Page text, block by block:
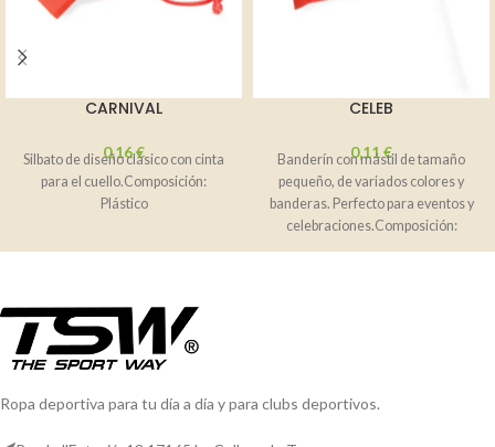
CARNIVAL
0,16€
Silbato de diseño clásico con cinta
para el cuello.Composición:
Plástico
CELEB
0,11€
Banderín con mástil de tamaño
pequeño, de variados colores y
banderas. Perfecto para eventos y
celebraciones.Composición:
Poliéster 170T (50
Ropa deportiva para tu día a día y para clubs deportivos.